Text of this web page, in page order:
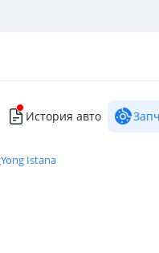
История авто
Istana